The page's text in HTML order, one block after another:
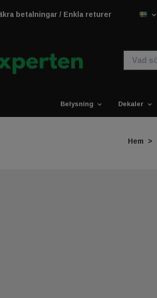
betalningar / Enkla returer
Belysning Dekaler
Hem